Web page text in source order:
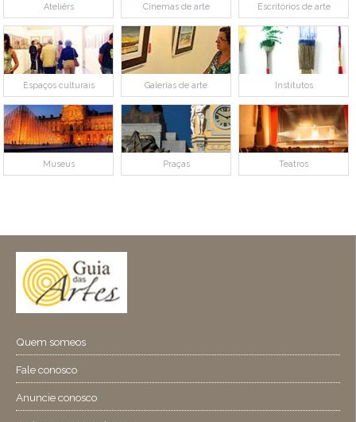
Ateliêrs Cinemas de arte Escritórios de arte
Espaços culturais Galerias de arte Institutos
Museus Praças Teatros
Quem someos
Fale conosco
Anuncie conosco